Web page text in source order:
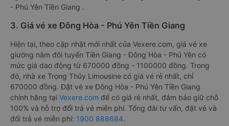
- Phú Yên Tiền Giang .
3. Giá vé xe Đông Hòa - Phú Yên Tiền Giang
Hiện tại, theo cập nhật mới nhất của Vexere.com, giá vé xe
giường nằm đôi tuyến Tiền Giang - Đông Hòa - Phú Yên có
mức giá dao động từ 670000 đồng - 1100000 đồng. Trong
đó, nhà xe Trọng Thủy Limousine có giá vé rẻ nhất, chỉ
670000 đồng. Đặt vé xe Đông Hòa - Phú Yên Tiền Giang
chính hãng tại Vexere.com để có giá rẻ nhất, đảm bảo giữ chỗ
100% và hỗ trợ đổi trả vé miễn phí. Tổng đài tư vấn, đặt vé và
đổi trả vé miễn phí: 1900 888684.